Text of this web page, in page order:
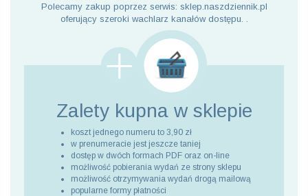
Polecamy zakup poprzez serwis: sklep.naszdziennik.pl
oferujący szeroki wachlarz kanałów dostępu. .
Zalety kupna w sklepie
koszt jednego numeru to 3,90 zł
w prenumeracie jest jeszcze taniej
dostęp w dwóch formach PDF oraz on-line
możliwość pobierania wydań ze strony sklepu
możliwość otrzymywania wydań drogą mailową
popularne formy płatności